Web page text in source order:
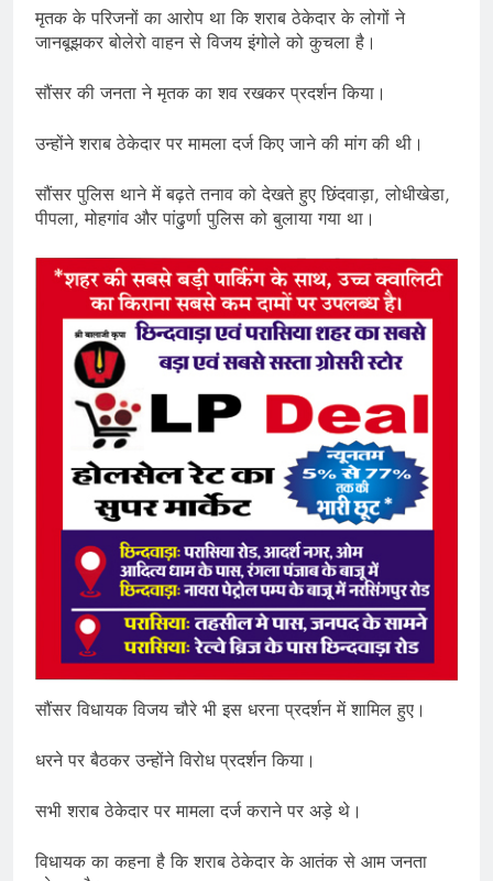
मृतक के परिजनों का आरोप था कि शराब ठेकेदार के लोगों ने
जानबूझकर बोलेरो वाहन से विजय इंगोले को कुचला है।
सौंसर की जनता ने मृतक का शव रखकर प्रदर्शन किया।
उन्होंने शराब ठेकेदार पर मामला दर्ज किए जाने की मांग की थी।
सौंसर पुलिस थाने में बढ़ते तनाव को देखते हुए छिंदवाड़ा, लोधीखेडा,
पीपला, मोहगांव और पांढुर्णा पुलिस को बुलाया गया था।
सौंसर विधायक विजय चौरे भी इस धरना प्रदर्शन में शामिल हुए।
धरने पर बैठकर उन्होंने विरोध प्रदर्शन किया।
सभी शराब ठेकेदार पर मामला दर्ज कराने पर अड़े थे।
विधायक का कहना है कि शराब ठेकेदार के आतंक से आम जनता